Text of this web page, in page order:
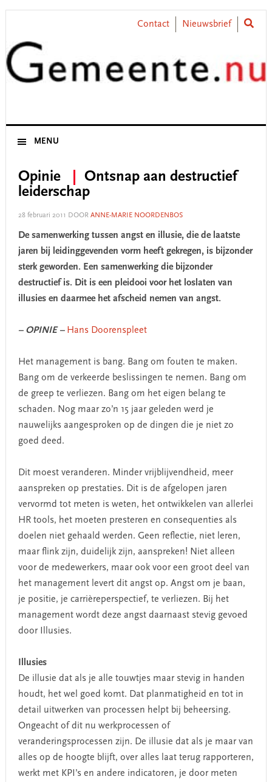
Skip
primary
navigation
Skip
content
Skip
primary
sidebar
Skip
footer
Contact Nieuwsbrief
MENU
Opinie
Ontsnap aan destructief
leiderschap
28 februari 2011 DOOR ANNE-MARIE NOORDENBOS
De samenwerking tussen angst en illusie, die de laatste
jaren bij leidinggevenden vorm heeft gekregen, is bijzonder
sterk geworden. Een samenwerking die bijzonder
destructief is. Dit is een pleidooi voor het loslaten van
illusies en daarmee het afscheid nemen van angst.
– OPINIE – Hans Doorenspleet
Het management is bang. Bang om fouten te maken.
Bang om de verkeerde beslissingen te nemen. Bang om
de greep te verliezen. Bang om het eigen belang te
schaden. Nog maar zo’n 15 jaar geleden werd je
nauwelijks aangesproken op de dingen die je niet zo
goed deed.
Dit moest veranderen. Minder vrijblijvendheid, meer
aanspreken op prestaties. Dit is de afgelopen jaren
vervormd tot meten is weten, het ontwikkelen van allerlei
HR tools, het moeten presteren en consequenties als
doelen niet gehaald werden. Geen reflectie, niet leren,
maar flink zijn, duidelijk zijn, aanspreken! Niet alleen
voor de medewerkers, maar ook voor een groot deel van
het management levert dit angst op. Angst om je baan,
je positie, je carrièreperspectief, te verliezen. Bij het
management wordt deze angst daarnaast stevig gevoed
door Illusies.
Illusies
De illusie dat als je alle touwtjes maar stevig in handen
houdt, het wel goed komt. Dat planmatigheid en tot in
detail uitwerken van processen helpt bij beheersing.
Ongeacht of dit nu werkprocessen of
veranderingsprocessen zijn. De illusie dat als je maar van
alles op de hoogte blijft, over alles laat terug rapporteren,
werkt met KPI’s en andere indicatoren, je door meten